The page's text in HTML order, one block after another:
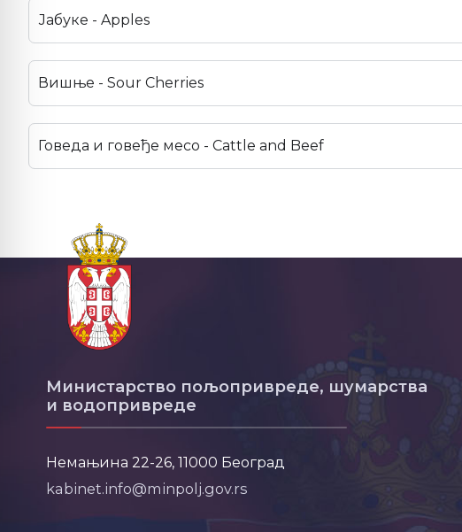
Јабуке - Apples
Вишње - Sour Cherries
Говеда и говеђе месо - Cattle and Beef
Министарство пољопривреде, шумарства
и водопривреде
Немањина 22-26, 11000 Београд
kabinet.info@minpolj.gov.rs